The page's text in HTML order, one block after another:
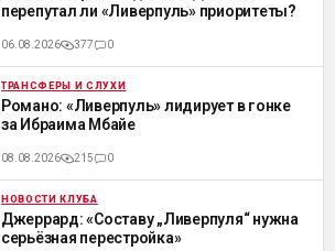
перепутал ли «Ливерпуль» приоритеты?
06.08.2026 377 0
ТРАНСФЕРЫ И СЛУХИ
Романо: «Ливерпуль» лидирует в гонке
за Ибраима Мбайе
08.08.2026 215 0
НОВОСТИ КЛУБА
Джеррард: «Составу „Ливерпуля“ нужна
серьёзная перестройка»